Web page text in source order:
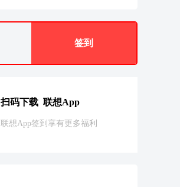
签到
扫码下载 联想App
联想App签到享有更多福利